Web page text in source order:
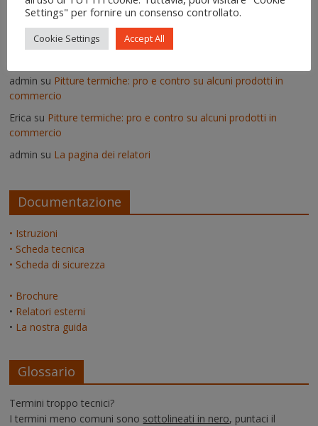
VittoriosuDeumidificatori: perché non vanno usati nei muri
Il risanamento delle murature dopo un'alluvione - IgroDry
admin su Pitture termiche: pro e contro su alcuni prodotti in
commercio
Erica su Pitture termiche: pro e contro su alcuni prodotti in
commercio
admin su La pagina dei relatori
Documentazione
• Istruzioni
• Scheda tecnica
• Scheda di sicurezza
• Brochure
• Relatori esterni
• La nostra guida
Glossario
Termini troppo tecnici?
I termini meno comuni sono sottolineati in nero, puntaci il
Settings" per fornire un consenso controllato.
Cookie Settings Accept All